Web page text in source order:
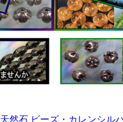
天然石 ビーズ・カレンシル